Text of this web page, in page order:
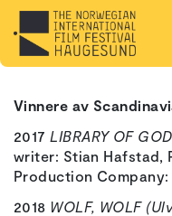
Vinnere av
2017LIBRARY OF
writer: Stian Hafstad,
Production
2018 WOLF, WOLF